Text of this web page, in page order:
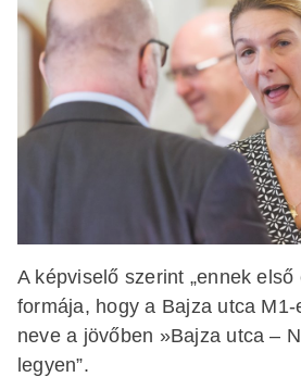
A képviselő szerint „ennek
formája, hogy a Bajza utca
neve a jövőben »Bajza utca –
legyen”.